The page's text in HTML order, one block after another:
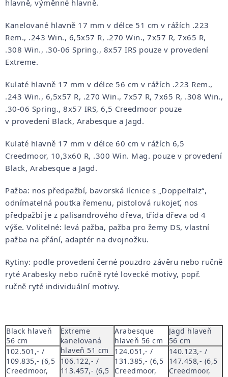
hlavně, výměnné hlavně.
Kanelované hlavně 17 mm v délce 51 cm v rážích .223
Rem., .243 Win., 6,5x57 R, .270 Win., 7x57 R, 7x65 R,
.308 Win., .30-06 Spring., 8x57 IRS pouze v provedení
Extreme.
Kulaté hlavně 17 mm v délce 56 cm v rážích .223 Rem.,
.243 Win., 6,5x57 R, .270 Win., 7x57 R, 7x65 R, .308 Win.,
.30-06 Spring., 8x57 IRS, 6,5 Creedmoor pouze
v provedení Black, Arabesque a Jagd.
Kulaté hlavně 17 mm v délce 60 cm v rážích 6,5
Creedmoor, 10,3x60 R, .300 Win. Mag. pouze v provedení
Black, Arabesque a Jagd.
Pažba: nos předpažbí, bavorská lícnice s „Doppelfalz“,
odnímatelná poutka řemenu, pistolová rukojeť, nos
předpažbí je z palisandrového dřeva, třída dřeva od 4
výše. Volitelné: levá pažba, pažba pro žemy DS, vlastní
pažba na přání, adaptér na dvojnožku.
Rytiny: podle provedení černé pouzdro závěru nebo ručně
ryté Arabesky nebo ručně ryté lovecké motivy, popř.
ručně ryté individuální motivy.
Black hlaveň
56 cm
102.501,- /
109.835,- (6,5
Creedmoor,
Extreme
kanelovaná
hlaveň 51 cm
106.122,- /
113.457,- (6,5
Arabesque
hlaveň 56 cm
124.051,- /
131.385,- (6,5
Creedmoor,
Jagd hlaveň
56 cm
140.123,- /
147.458,- (6,5
Creedmoor,